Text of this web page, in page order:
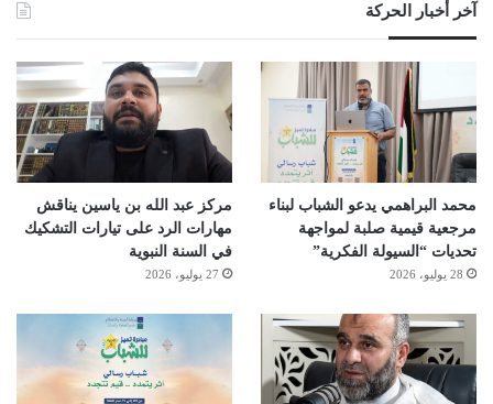
آخر أخبار الحركة
محمد البراهمي يدعو الشباب لبناء
مرجعية قيمية صلبة لمواجهة
تحديات “السيولة الفكرية”
28 يوليو، 2026
مركز عبد الله بن ياسين يناقش
مهارات الرد على تيارات التشكيك
في السنة النبوية
27 يوليو، 2026